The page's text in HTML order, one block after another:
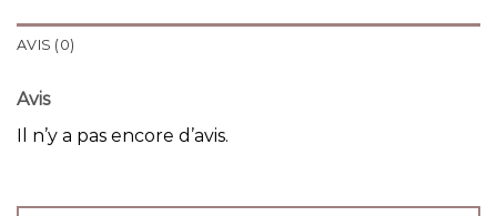
AVIS (0)
Avis
Il n’y a pas encore d’avis.